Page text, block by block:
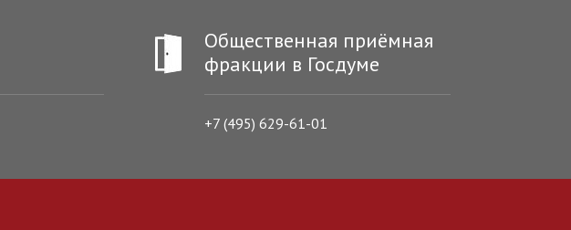
Общественная приёмная
фракции в Госдуме
+7 (495) 629-61-01